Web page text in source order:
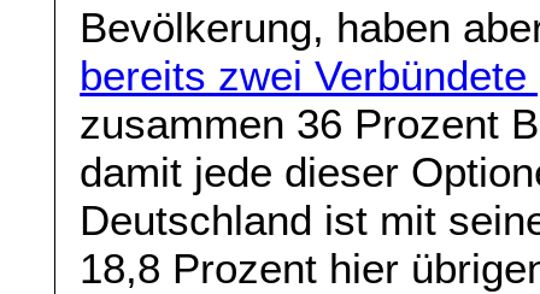
Bevölkerung, haben
bereits zwei Verbündete
zusammen 36 Prozent
damit jede dieser
Deutschland ist mit
18,8 Prozent hier